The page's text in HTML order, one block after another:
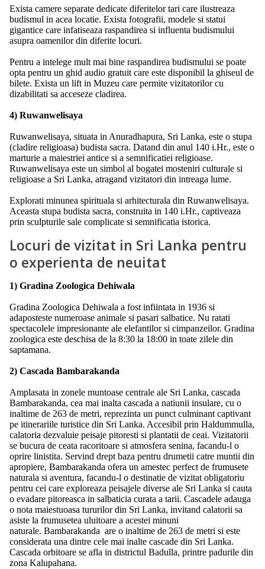
Exista camere separate dedicate diferitelor tari care ilustreaza
budismul in acea locatie. Exista fotografii, modele si statui
gigantice care infatiseaza raspandirea si influenta budismului
asupra oamenilor din diferite locuri.
Pentru a intelege mult mai bine raspandirea budismului se poate
opta pentru un ghid audio gratuit care este disponibil la ghiseul de
bilete. Exista un lift in Muzeu care permite vizitatorilor cu
dizabilitati sa acceseze cladirea.
4) Ruwanwelisaya
Ruwanwelisaya, situata in Anuradhapura, Sri Lanka, este o stupa
(cladire religioasa) budista sacra. Datand din anul 140 i.Hr., este o
marturie a maiestriei antice si a semnificatiei religioase.
Ruwanwelisaya este un simbol al bogatei mosteniri culturale si
religioase a Sri Lanka, atragand vizitatori din intreaga lume.
Explorati minunea spirituala si arhitecturala din Ruwanwelisaya.
Aceasta stupa budista sacra, construita in 140 i.Hr., captiveaza
prin sculpturile sale complicate si semnificatia istorica.
Locuri de vizitat in Sri Lanka pentru
o experienta de neuitat
1) Gradina Zoologica Dehiwala
Gradina Zoologica Dehiwala a fost infiintata in 1936 si
adaposteste numeroase animale si pasari salbatice. Nu ratati
spectacolele impresionante ale elefantilor si cimpanzeilor. Gradina
zoologica este deschisa de la 8:30 la 18:00 in toate zilele din
saptamana.
2) Cascada Bambarakanda
Amplasata in zonele muntoase centrale ale Sri Lanka, cascada
Bambarakanda, cea mai inalta cascada a natiunii insulare, cu o
inaltime de 263 de metri, reprezinta un punct culminant captivant
pe itinerariile turistice din Sri Lanka. Accesibil prin Haldummulla,
calatoria dezvaluie peisaje pitoresti si plantatii de ceai. Vizitatorii
se bucura de ceata racoritoare si atmosfera senina, facandu-l o
oprire linistita. Servind drept baza pentru drumetii catre muntii din
apropiere, Bambarakanda ofera un amestec perfect de frumusete
naturala si aventura, facandu-l o destinatie de vizitat obligatoriu
pentru cei care exploreaza peisajele diverse ale Sri Lanka si cauta
o evadare pitoreasca in salbaticia curata a tarii. Cascadele adauga
o nota maiestuoasa tururilor din Sri Lanka, invitand calatorii sa
asiste la frumusetea uluitoare a acestei minuni
naturale. Bambarakanda are o inaltime de 263 de metri si este
considerata una dintre cele mai inalte cascade din Sri Lanka.
Cascada orbitoare se afla in districtul Badulla, printre padurile din
zona Kalupahana.